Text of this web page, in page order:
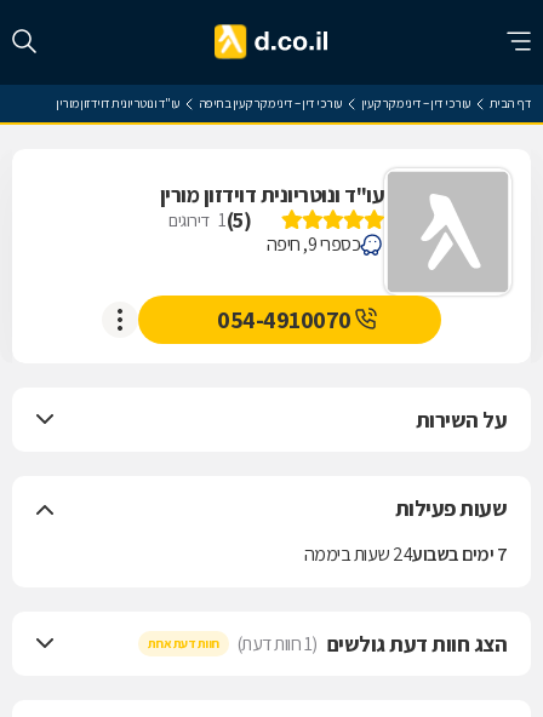
דף הבית עורכי דין – דיני מקרקעין עורכי דין – דיני מקרקעין בחיפה עו"ד ונוטריונית דוידזון מורין
עו"ד ונוטריונית דוידזון מורין
(
5
)
1 דירוגים
כספרי 9, חיפה
054-4910070
על השירות
שעות פעילות
7 ימים בשבוע 24 שעות ביממה
הצג חוות דעת גולשים (1 חוות דעת) חוות דעת אחת